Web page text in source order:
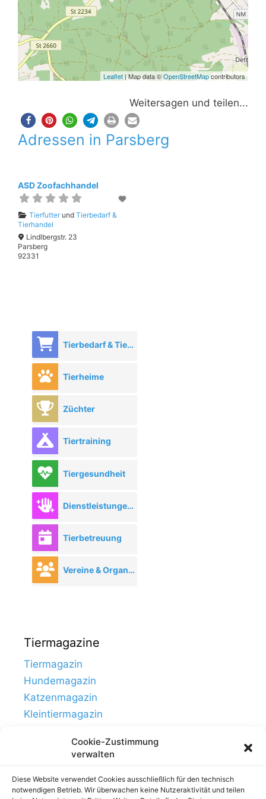
Cookie-Zustimmung
verwalten
Diese Website verwendet Cookies ausschließlich für den technisch
notwendigen Betrieb. Wir überwachen keine Nutzeraktivität und teilen
Leaflet | Map data ©OpenStreetMapcontributors
Weitersagen und teilen...
Adressen in Parsberg
ASD Zoofachhandel
Tierfutterund Tierbedarf &
Tierhandel
Lindlbergstr. 23
Parsberg
92331
Tierbedarf & Tierhandel
Tierheime
Züchter
Tiertraining
Tiergesundheit
Dienstleistungen rund ums Tier
Tierbetreuung
Vereine & Organisationen
Tiermagazine
Tiermagazin
Hundemagazin
Katzenmagazin
Kleintiermagazin